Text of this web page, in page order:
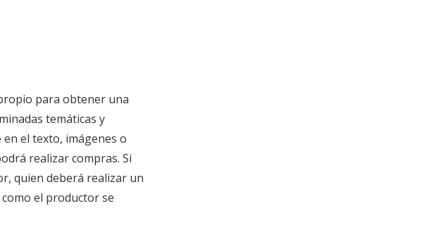
para obtener una
temáticas y
el texto, imágenes o
realizar compras. Si
quien deberá realizar un
el productor se